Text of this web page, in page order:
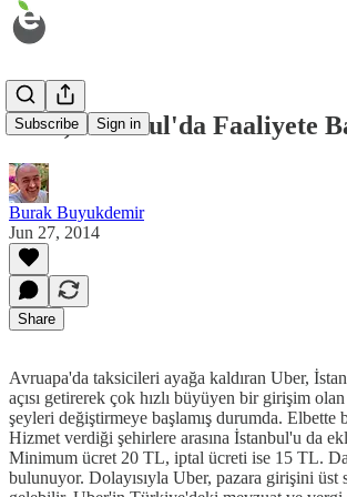
Subscribe Sign in
Uber, İstanbul'da Faaliyete
Burak Buyukdemir
Jun 27, 2014
Share
Avruapa'da taksicileri ayağa kaldıran Uber,
açısı getirerek çok hızlı büyüyen bir girişim
şeyleri değiştirmeye başlamış durumda.
Hizmet verdiği şehirlere arasına İstanbul'u da
Minimum ücret 20 TL, iptal ücreti ise 15 TL.
bulunuyor. Dolayısıyla Uber, pazara girişini